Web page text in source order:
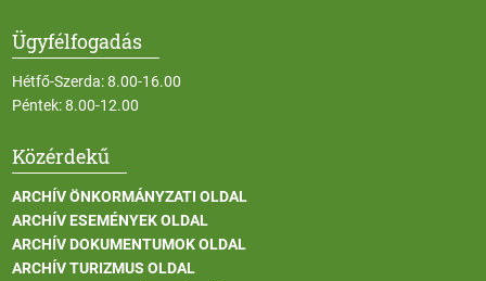
Ügyfélfogadás
Hétfő-Szerda: 8.00-16.00
Péntek: 8.00-12.00
Közérdekű
ARCHÍV ÖNKORMÁNYZATI OLDAL
ARCHÍV ESEMÉNYEK OLDAL
ARCHÍV DOKUMENTUMOK OLDAL
ARCHÍV TURIZMUS OLDAL